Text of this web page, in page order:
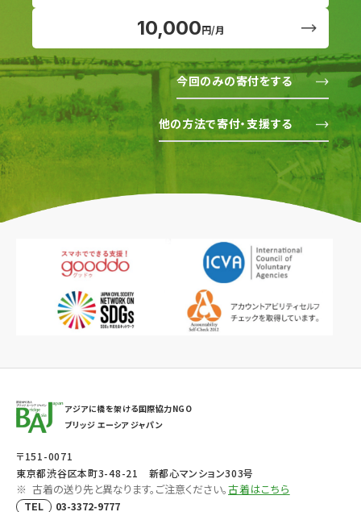
10,000円/月
今回のみの寄付をする
他の方法で寄付・支援する
アジアに橋を架ける国際協力NGO
ブリッジ エーシア ジャパン
〒151-0071
東京都渋谷区本町3-48-21 新都心マンション303号
古着の送り先と異なります。ご注意ください。古着はこちら
TEL 03-3372-9777